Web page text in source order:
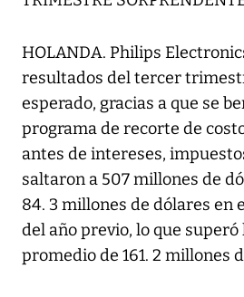
HOLANDA. Philips
resultados del tercer
esperado, gracias a que se
programa de recorte de
antes de intereses,
saltaron a 507 millones de
84. 3 millones de dólares en
del año previo, lo que
promedio de 161. 2 millones